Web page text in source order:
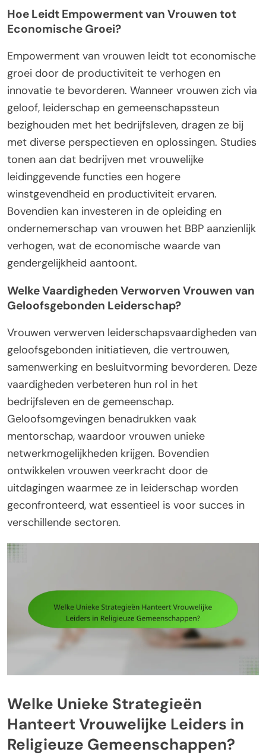
Hoe Leidt Empowerment van Vrouwen tot
Economische Groei?
Empowerment van vrouwen leidt tot economische
groei door de productiviteit te verhogen en
innovatie te bevorderen. Wanneer vrouwen zich via
geloof, leiderschap en gemeenschapssteun
bezighouden met het bedrijfsleven, dragen ze bij
met diverse perspectieven en oplossingen. Studies
tonen aan dat bedrijven met vrouwelijke
leidinggevende functies een hogere
winstgevendheid en productiviteit ervaren.
Bovendien kan investeren in de opleiding en
ondernemerschap van vrouwen het BBP aanzienlijk
verhogen, wat de economische waarde van
gendergelijkheid aantoont.
Welke Vaardigheden Verworven Vrouwen van
Geloofsgebonden Leiderschap?
Vrouwen verwerven leiderschapsvaardigheden van
geloofsgebonden initiatieven, die vertrouwen,
samenwerking en besluitvorming bevorderen. Deze
vaardigheden verbeteren hun rol in het
bedrijfsleven en de gemeenschap.
Geloofsomgevingen benadrukken vaak
mentorschap, waardoor vrouwen unieke
netwerkmogelijkheden krijgen. Bovendien
ontwikkelen vrouwen veerkracht door de
uitdagingen waarmee ze in leiderschap worden
geconfronteerd, wat essentieel is voor succes in
verschillende sectoren.
Welke Unieke Strategieën
Hanteert Vrouwelijke Leiders in
Religieuze Gemeenschappen?